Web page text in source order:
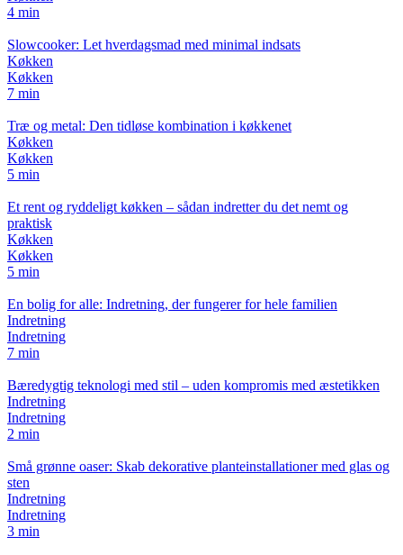
4 min
Slowcooker: Let hverdagsmad med minimal indsats
Køkken
Køkken
7 min
Træ og metal: Den tidløse kombination i køkkenet
Køkken
Køkken
5 min
Et rent og ryddeligt køkken – sådan indretter du det nemt og
praktisk
Køkken
Køkken
5 min
En bolig for alle: Indretning, der fungerer for hele familien
Indretning
Indretning
7 min
Bæredygtig teknologi med stil – uden kompromis med æstetikken
Indretning
Indretning
2 min
Små grønne oaser: Skab dekorative planteinstallationer med glas og
sten
Indretning
Indretning
3 min